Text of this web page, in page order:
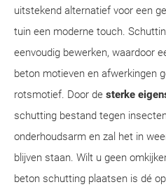
uitstekend alternatief voor een
tuin een moderne touch.
eenvoudig bewerken, waardoor
beton motieven en afwerkingen
rotsmotief. Door de sterke
schutting bestand tegen
onderhoudsarm en zal het in
blijven staan. Wilt u geen
beton schutting plaatsen is dé